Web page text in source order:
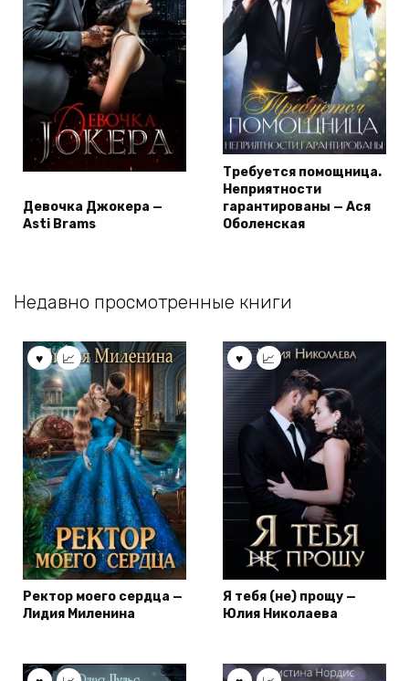
Девочка Джокера —
Asti Brams
Требуется помощница.
Неприятности
гарантированы — Ася
Оболенская
Недавно просмотренные книги
Ректор моего сердца —
Лидия Миленина
Я тебя (не) прощу —
Юлия Николаева